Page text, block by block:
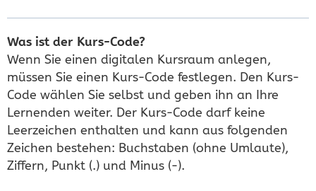
Was ist der Kurs-Code?
Wenn Sie einen digitalen Kursraum anlegen,
müssen Sie einen Kurs-Code festlegen. Den Kurs-
Code wählen Sie selbst und geben ihn an Ihre
Lernenden weiter. Der Kurs-Code darf keine
Leerzeichen enthalten und kann aus folgenden
Zeichen bestehen: Buchstaben (ohne Umlaute),
Ziffern, Punkt (.) und Minus (-).